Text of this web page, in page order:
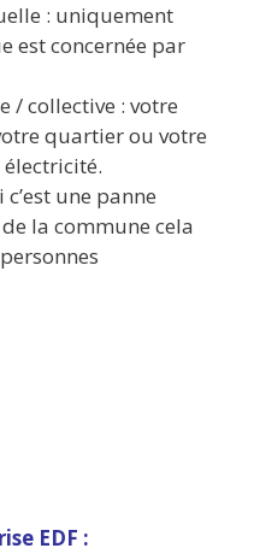
: uniquement
est concernée par
/ collective : votre
quartier ou votre
une panne
la commune cela
EDF :